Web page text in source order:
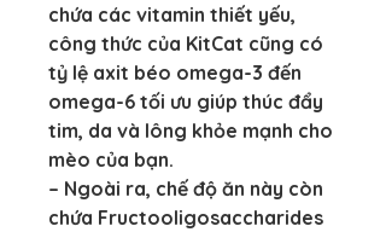
chứa các vitamin thiết yếu,
công thức của KitCat cũng có
tỷ lệ axit béo omega-3 đến
omega-6 tối ưu giúp thúc đẩy
tim, da và lông khỏe mạnh cho
mèo của bạn.
– Ngoài ra, chế độ ăn này còn
chứa Fructooligosaccharides